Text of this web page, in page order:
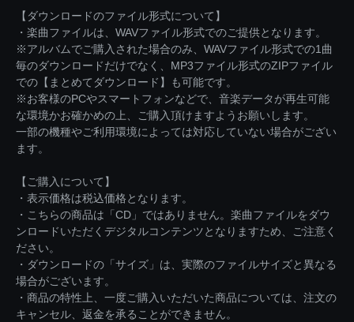
【ダウンロードのファイル形式について】
・楽曲ファイルは、WAVファイル形式でのご提供となります。
※アルバムでご購入された場合のみ、WAVファイル形式での1曲
毎のダウンロードだけでなく、MP3ファイル形式のZIPファイル
での【まとめてダウンロード】も可能です。
※お客様のPCやスマートフォンなどで、音楽データが再生可能
な環境かお確かめの上、ご購入頂けますようお願いします。
一部の機種やご利用環境によっては対応していない場合がござい
ます。
【ご購入について】
・表示価格は税込価格となります。
・こちらの商品は「CD」ではありません。楽曲ファイルをダウ
ンロードいただくデジタルコンテンツとなりますため、ご注意く
ださい。
・ダウンロードの「サイズ」は、実際のファイルサイズと異なる
場合がございます。
・商品の特性上、一度ご購入いただいた商品については、注文の
キャンセル、返金を承ることができません。